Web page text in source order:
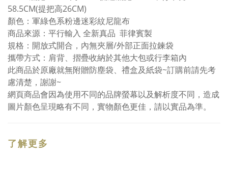
58.5CM(提把高26CM)
顏色：軍綠色系粉邊迷彩紋尼龍布
商品來源：平行輸入 全新真品 菲律賓製
規格：開放式開合，內無夾層/外部正面拉鍊袋
攜帶方式：肩背、摺疊收納於其他大包或行李箱內
此商品於原廠就無附贈防塵袋、禮盒及紙袋~訂購前請先考
慮清楚，謝謝~
網頁商品會因為使用不同的品牌螢幕以及解析度不同，造成
圖片顏色呈現略有不同，實物顏色更佳，請以實品為準。
了解更多